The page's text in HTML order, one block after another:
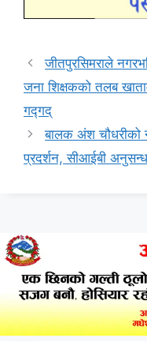
जीतपुरसिमराले
जना शिक्षकको तलब
गद्गद्
बालक अंश चौधरीको
प्रदर्शन, सीआईबी